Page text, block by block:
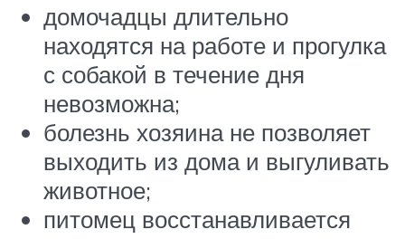
домочадцы длительно
находятся на работе и прогулка
с собакой в течение дня
невозможна;
болезнь хозяина не позволяет
выходить из дома и выгуливать
животное;
питомец восстанавливается